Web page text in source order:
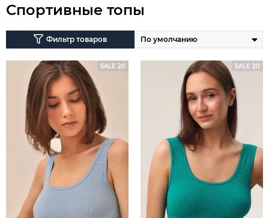
Спортивные топы
Фильтр товаров
SALE 20 SALE 20